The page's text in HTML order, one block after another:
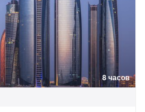
8 часов